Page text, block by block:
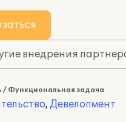
внедрения
/ Функциональная задача
, Девелопмент